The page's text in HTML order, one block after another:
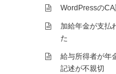
WordPressの
加給年金が支払
た
給与所得者が年
記述が不親切